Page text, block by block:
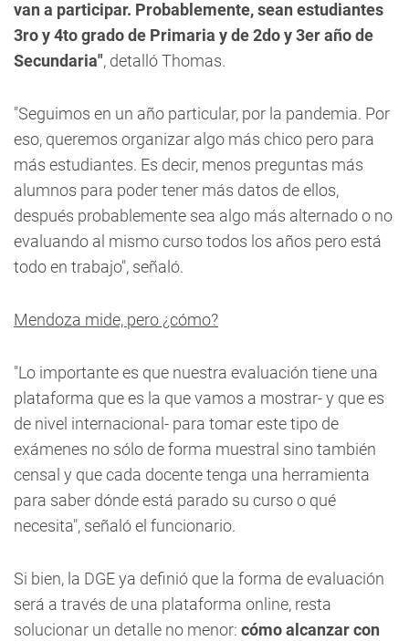
van a participar. Probablemente, sean estudiantes
3ro y 4to grado de Primaria y de 2do y 3er año de
Secundaria", detalló Thomas.
"Seguimos en un año particular, por la pandemia. Por
eso, queremos organizar algo más chico pero para
más estudiantes. Es decir, menos preguntas más
alumnos para poder tener más datos de ellos,
después probablemente sea algo más alternado o no
evaluando al mismo curso todos los años pero está
todo en trabajo", señaló.
Mendoza mide, pero ¿cómo?
"Lo importante es que nuestra evaluación tiene una
plataforma que es la que vamos a mostrar- y que es
de nivel internacional- para tomar este tipo de
exámenes no sólo de forma muestral sino también
censal y que cada docente tenga una herramienta
para saber dónde está parado su curso o qué
necesita", señaló el funcionario.
Si bien, la DGE ya definió que la forma de evaluación
será a través de una plataforma online, resta
solucionar un detalle no menor: cómo alcanzar con